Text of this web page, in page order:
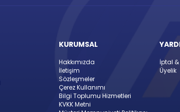
KURUMSAL
Hakkımızda
İletişim
Sözleşmeler
Çerez Kullanımı
Bilgi Toplumu Hizmetleri
KVKK Metni
İptal &
Üyelik